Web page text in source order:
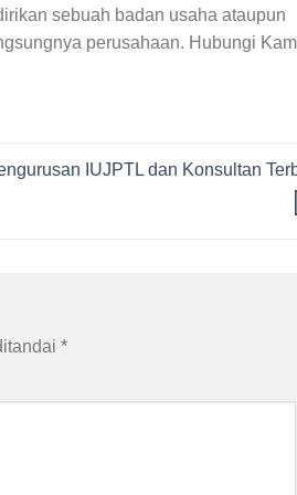
sebuah badan usaha ataupun
perusahaan. Hubungi
IUJPTL dan Konsultan
*